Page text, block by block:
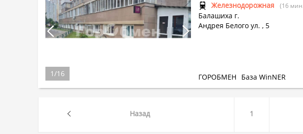
Железнодорожная (16
Балашиха г.
Андрея Белого ул. , 5
ГОРОБМЕН База WinNER
1/16
Назад 1